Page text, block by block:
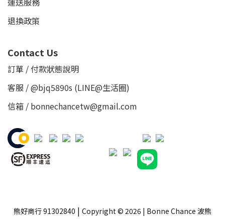
退換政策
Contact Us
訂單 / 付款狀態說明
客服 /@bjq5890s (LINE@生活圈)
信箱 / bonnechancetw@gmail.com
熊好商行 91302840 | Copyright © 2026 | Bonne Chance 波熊